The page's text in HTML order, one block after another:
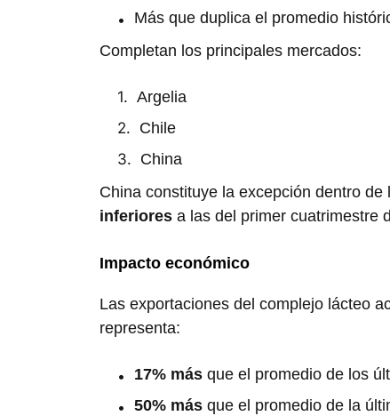
Más que duplica el promedio
Completan los principales mercados:
Argelia
Chile
China
China constituye la excepción dentro
inferiores a las del primer cuatrimestre
Impacto económico
Las exportaciones del complejo lácteo
representa:
17% más que el promedio de los
50% más que el promedio de la